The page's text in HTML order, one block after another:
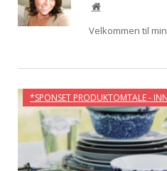
Website
Velkommen til
*SPONSET PRODUKTOMTALE -